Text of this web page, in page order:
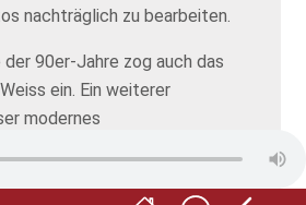
nachträglich zu bearbeiten.
der 90er-Jahre zog auch das
ein. Ein weiterer
modernes
schicken die Kunden